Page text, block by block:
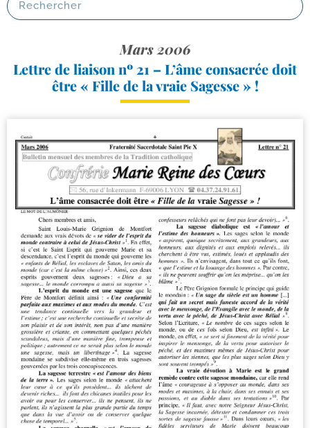
Mars 2006
Lettre de liaison nº 21 – L’âme consacrée doit
être « Fille de la vraie Sagesse » !